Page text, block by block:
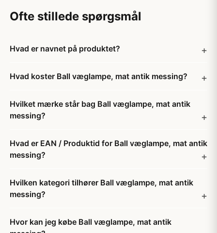
Ofte stillede spørgsmål
Hvad er navnet på produktet?
Hvad koster Ball væglampe, mat antik messing?
Hvilket mærke står bag Ball væglampe, mat antik
messing?
Hvad er EAN / Produktid for Ball væglampe, mat antik
messing?
Hvilken kategori tilhører Ball væglampe, mat antik
messing?
Hvor kan jeg købe Ball væglampe, mat antik